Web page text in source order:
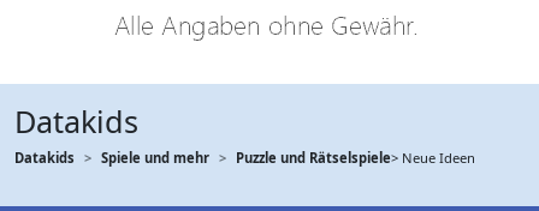
Datakids
Datakids Spiele und mehr Puzzle und Rätselspiele> Neue Ideen